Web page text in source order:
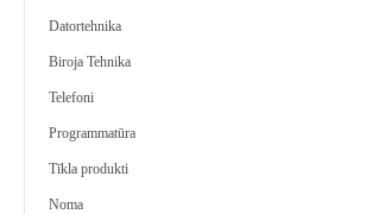
Datortehnika
Biroja Tehnika
Telefoni
Programmatūra
Tīkla produkti
Noma